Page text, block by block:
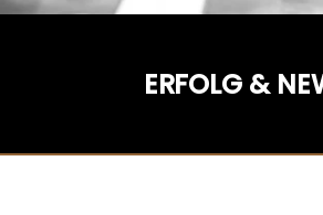
ERFOLG &